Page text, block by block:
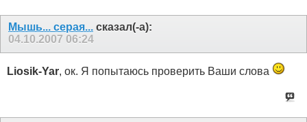
Мышь... серая... сказал(-а):
04.10.2007 06:24
Liosik-Yar, ок. Я попытаюсь проверить Ваши слова